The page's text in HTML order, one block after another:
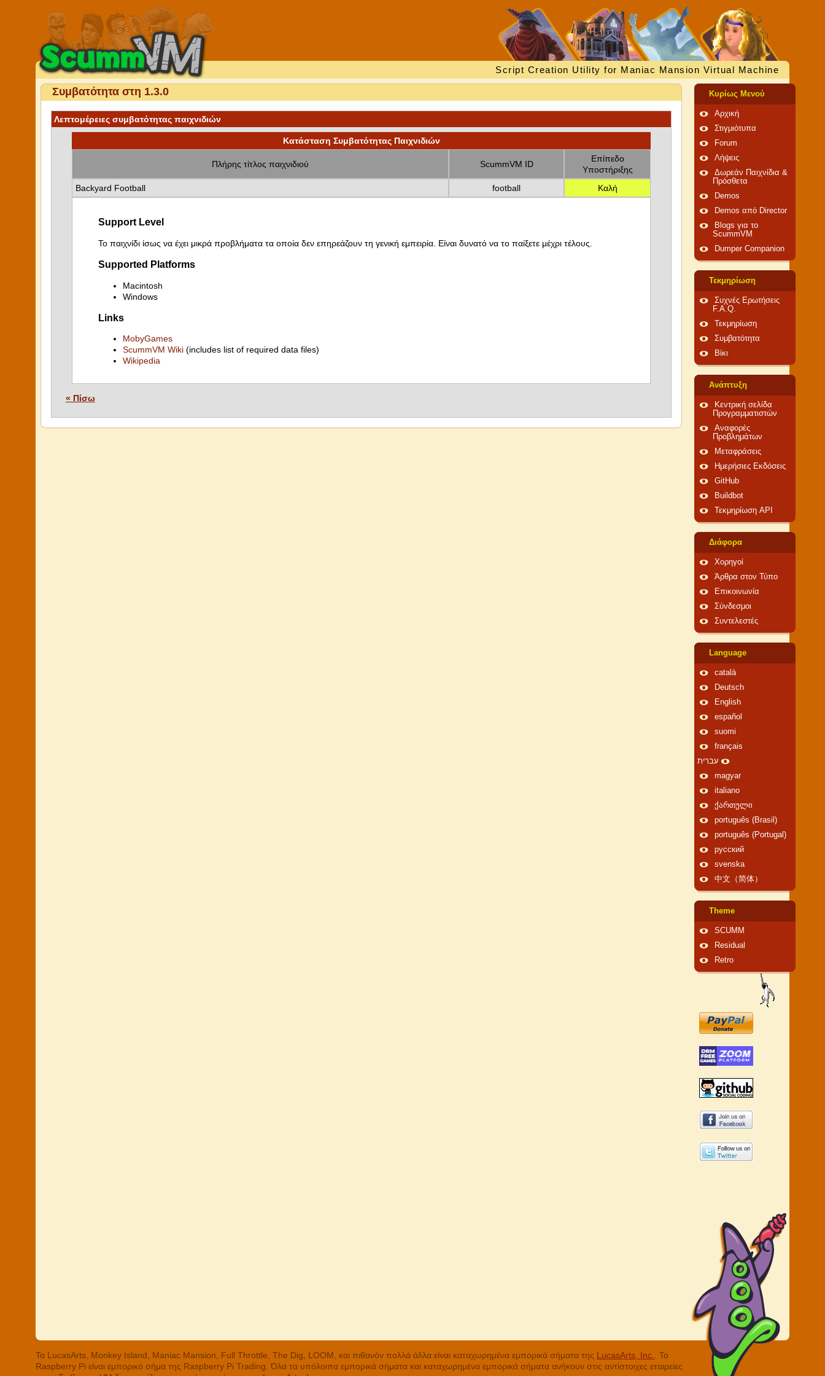
Script Creation Utility for Maniac Mansion Virtual Machine
Συμβατότητα στη 1.3.0
Λεπτομέρειες συμβατότητας παιχνιδιών
Κατάσταση Συμβατότητας Παιχνιδιών
Πλήρης τίτλος παιχνιδιού ScummVM ID
Επίπεδο
Υποστήριξης
Backyard Football
football Καλή
Support Level
Το παιχνίδι ίσως να έχει μικρά προβλήματα τα οποία δεν επηρεάζουν τη γενική εμπειρία. Είναι δυνατό να το παίξετε μέχρι τέλους.
Supported Platforms
Macintosh
Windows
Links
MobyGames
ScummVM Wiki (includes list of required data files)
Wikipedia
« Πίσω
Κυρίως Μενού
Αρχική
Στιγμιότυπα
Forum
Λήψεις
Δωρεάν Παιχνίδια &
Πρόσθετα
Demos
Demos από Director
Blogs για το
ScummVM
Dumper Companion
Τεκμηρίωση
Συχνές Ερωτήσεις
F.A.Q.
Τεκμηρίωση
Συμβατότητα
Βίκι
Ανάπτυξη
Κεντρική σελίδα
Προγραμματιστών
Αναφορές
Προβλημάτων
Μεταφράσεις
Ημερήσιες Εκδόσεις
GitHub
Buildbot
Τεκμηρίωση API
Διάφορα
Χορηγοί
Άρθρα στον Τύπο
Επικοινωνία
Σύνδεσμοι
Συντελεστές
Language
català
Deutsch
English
español
suomi
français
עברית
magyar
italiano
ქართული
português (Brasil)
português (Portugal)
русский
svenska
中文（简体）
Theme
SCUMM
Residual
Retro
Τα LucasArts, Monkey Island, Maniac Mansion, Full Throttle, The Dig, LOOM, και πιθανόν πολλά άλλα είναι καταχωρημένα εμπορικά σήματα της LucasArts, Inc.
. Το
Raspberry Pi είναι εμπορικό σήμα της Raspberry Pi Trading. Όλα τα υπόλοιπα εμπορικά σήματα και καταχωρημένα εμπορικά σήματα ανήκουν στις αντίστοιχες εταιρείες